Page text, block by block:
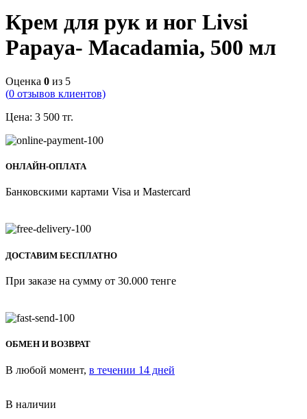
Крем для рук и ног Livsi
Papaya- Macadamia, 500 мл
Оценка 0 из 5
(0 отзывов клиентов)
Цена: 3 500 тг.
ОНЛАЙН-ОПЛАТА
Банковскими картами Visa и Mastercard
ДОСТАВИМ БЕСПЛАТНО
При заказе на сумму от 30.000 тенге
ОБМЕН И ВОЗВРАТ
В любой момент, в течении 14 дней
В наличии